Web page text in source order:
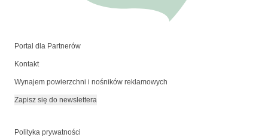
Portal dla Partnerów
Kontakt
Wynajem powierzchni i nośników reklamowych
Zapisz się do newslettera
Polityka prywatności